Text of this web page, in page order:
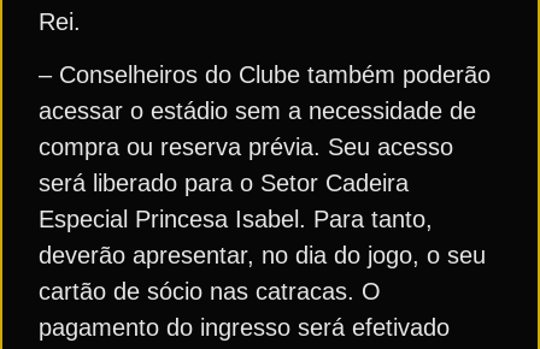
Rei.
– Conselheiros do Clube também poderão
acessar o estádio sem a necessidade de
compra ou reserva prévia. Seu acesso
será liberado para o Setor Cadeira
Especial Princesa Isabel. Para tanto,
deverão apresentar, no dia do jogo, o seu
cartão de sócio nas catracas. O
pagamento do ingresso será efetivado